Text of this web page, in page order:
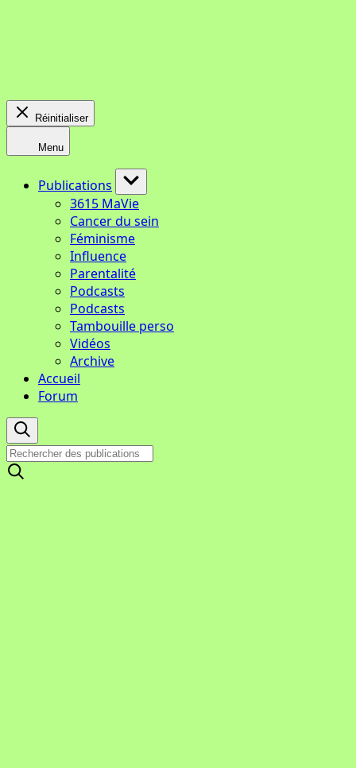
Réinitialiser
Menu
Publications
3615 MaVie
Cancer du sein
Féminisme
Influence
Parentalité
Podcasts
Podcasts
Tambouille perso
Vidéos
Archive
Accueil
Forum